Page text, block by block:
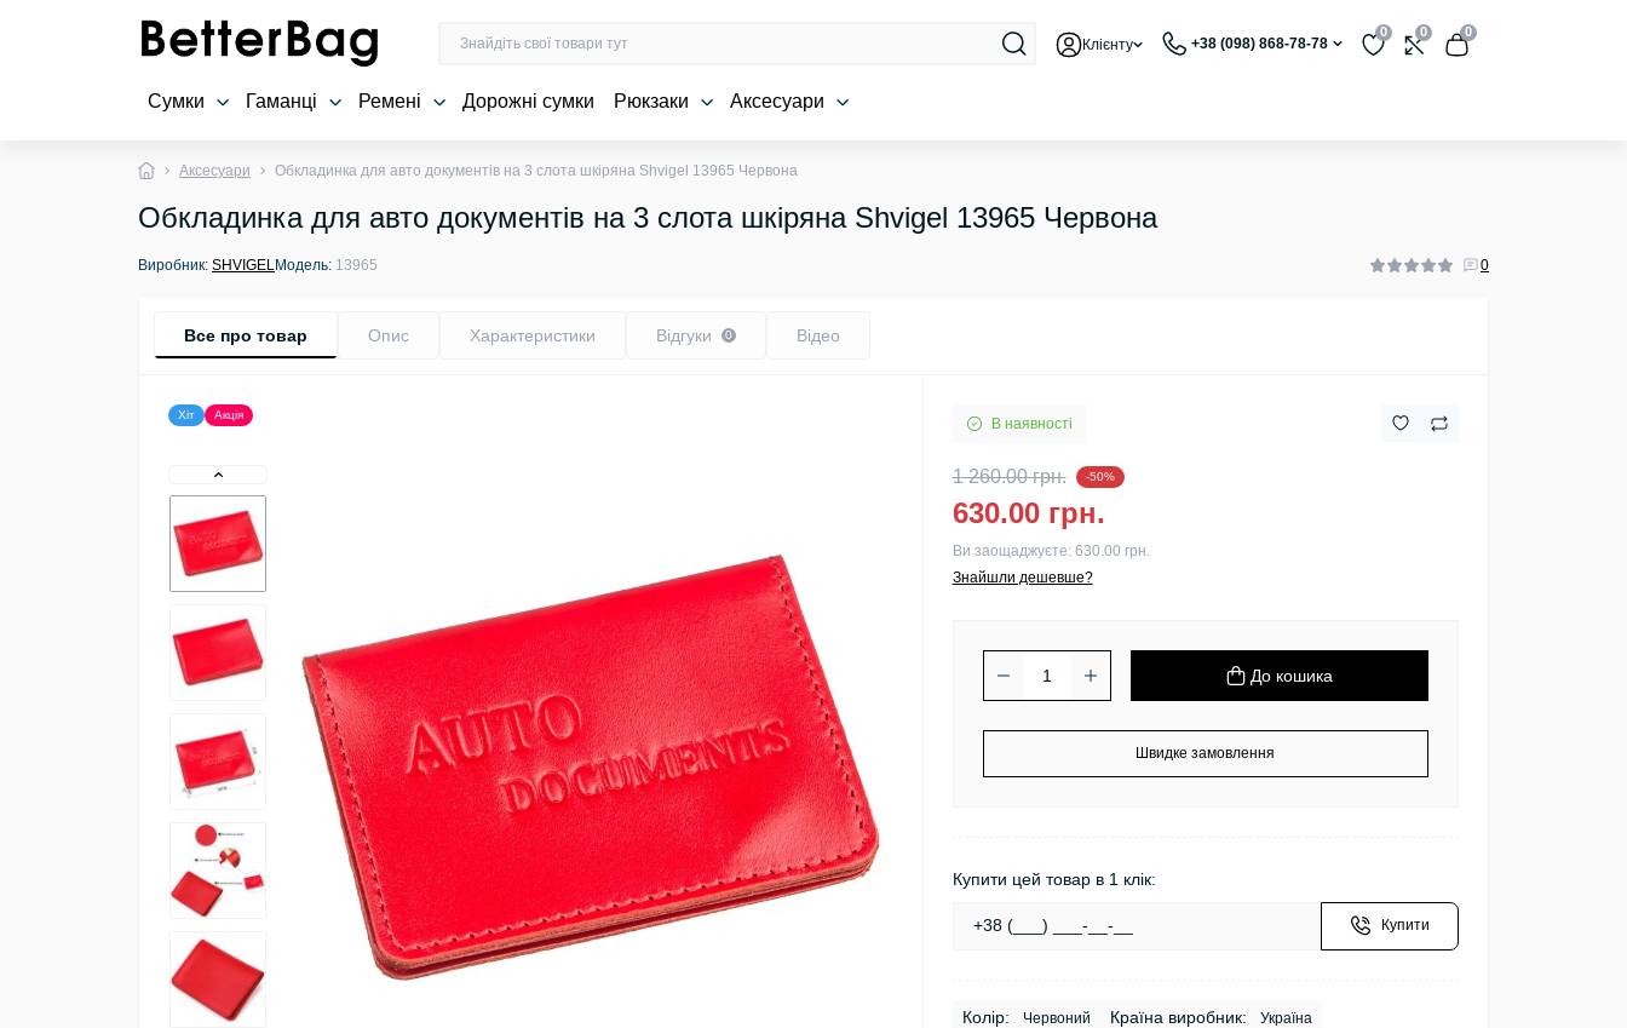
Клієнту +38 (098) 868-78-78
0 0 0
Сумки Гаманці Ремені Дорожні сумки Рюкзаки Аксесуари
Аксесуари Обкладинка для авто документів на 3 слота шкіряна Shvigel 13965 Червона
Обкладинка для авто документів на 3 слота шкіряна Shvigel 13965 Червона
Виробник: SHVIGEL Модель: 13965 0
Все про товар Опис Характеристики Відгуки 0 Відео
Хіт Акція
В наявності
1 260.00 грн. -50%
630.00 грн.
Ви заощаджуєте: 630.00 грн.
Знайшли дешевше?
До кошика
Швидке замовлення
Купити цей товар в 1 клік:
Купити
Колір: Червоний Країна виробник: Україна